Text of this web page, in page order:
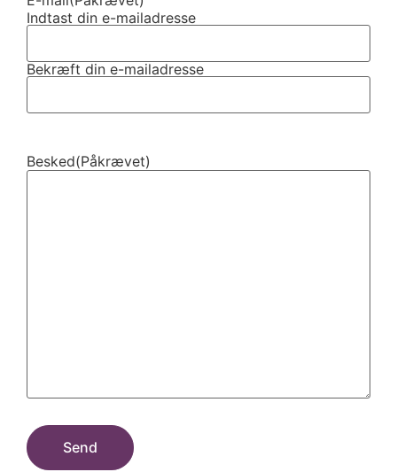
Indtast din e-mailadresse
Bekræft din e-mailadresse
Besked(Påkrævet)